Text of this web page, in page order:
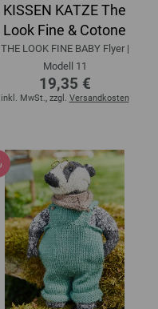
KISSEN KATZE The
Look Fine & Cotone
THE LOOK FINE BABY Flyer |
Modell 11
19,35 €
inkl. MwSt., zzgl. Versandkosten